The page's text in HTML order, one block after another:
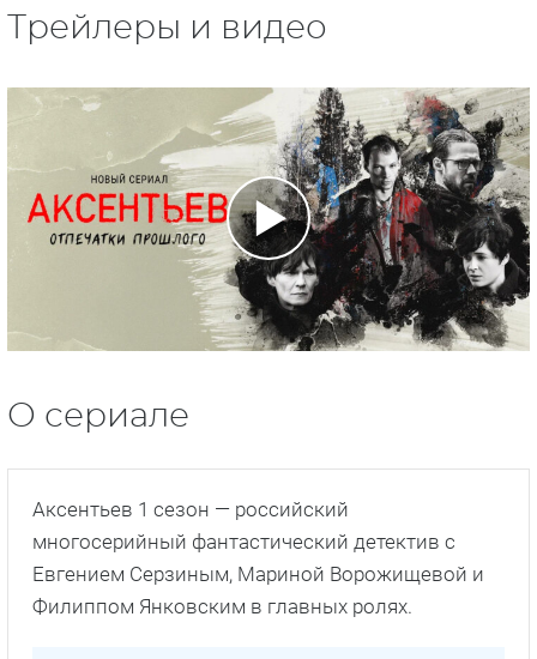
Трейлеры и видео
О сериале
Аксентьев 1 сезон — российский
многосерийный фантастический детектив с
Евгением Серзиным, Мариной Ворожищевой и
Филиппом Янковским в главных ролях.